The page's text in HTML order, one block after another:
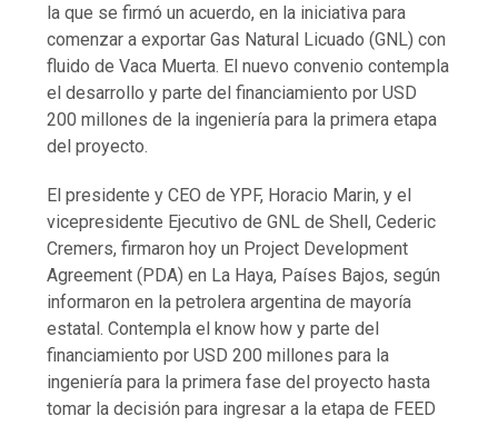
la que se firmó un acuerdo, en la iniciativa para
comenzar a exportar Gas Natural Licuado (GNL) con
fluido de Vaca Muerta. El nuevo convenio contempla
el desarrollo y parte del financiamiento por USD
200 millones de la ingeniería para la primera etapa
del proyecto.
El presidente y CEO de YPF, Horacio Marin, y el
vicepresidente Ejecutivo de GNL de Shell, Cederic
Cremers, firmaron hoy un Project Development
Agreement (PDA) en La Haya, Países Bajos, según
informaron en la petrolera argentina de mayoría
estatal. Contempla el know how y parte del
financiamiento por USD 200 millones para la
ingeniería para la primera fase del proyecto hasta
tomar la decisión para ingresar a la etapa de FEED